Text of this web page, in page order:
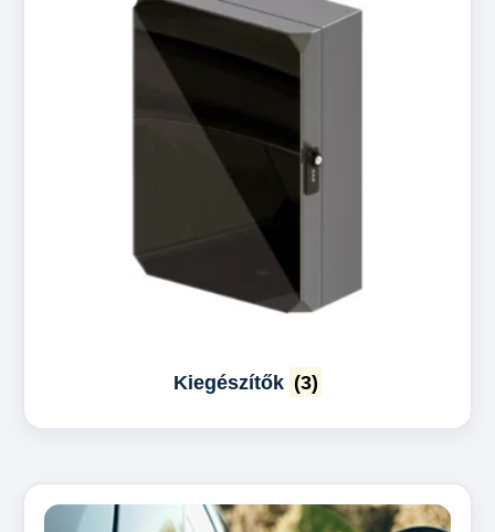
Kiegészítők (3)